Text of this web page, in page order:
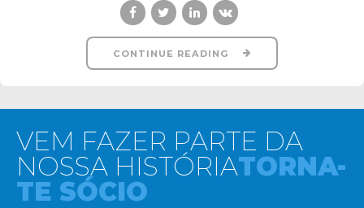
CONTINUE READING
VEM FAZER PARTE DA
NOSSA HISTÓRIATORNA-
TE SÓCIO